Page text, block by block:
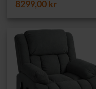
8299,00kr